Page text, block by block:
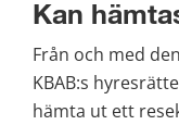
Kan
Från och med
KBAB:s
hämta ut ett